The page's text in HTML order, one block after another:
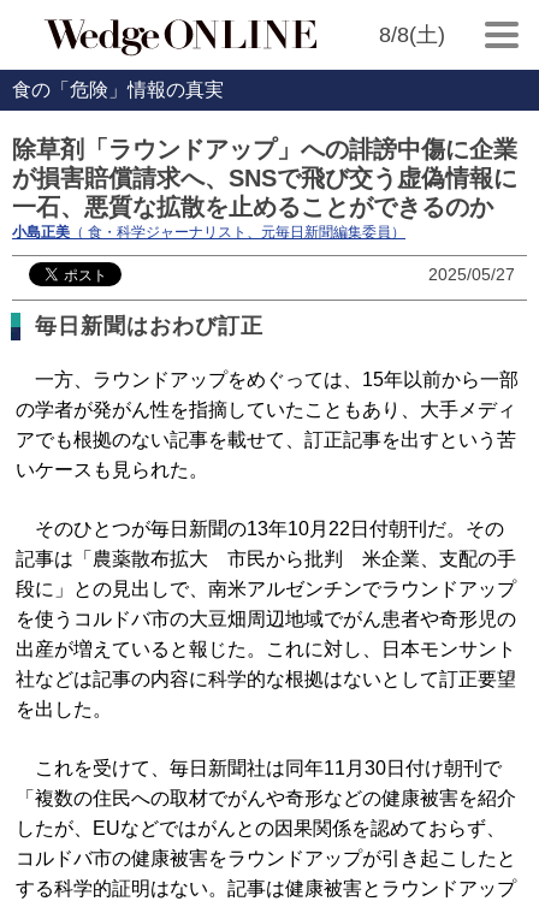
8/8(土)
食の「危険」情報の真実
除草剤「ラウンドアップ」への誹謗中傷に企業
が損害賠償請求へ、SNSで飛び交う虚偽情報に
一石、悪質な拡散を止めることができるのか
小島正美 （ 食・科学ジャーナリスト、元毎日新聞編集委員）
2025/05/27
毎日新聞はおわび訂正
一方、ラウンドアップをめぐっては、15年以前から一部
の学者が発がん性を指摘していたこともあり、大手メディ
アでも根拠のない記事を載せて、訂正記事を出すという苦
いケースも見られた。
そのひとつが毎日新聞の13年10月22日付朝刊だ。その
記事は「農薬散布拡大 市民から批判 米企業、支配の手
段に」との見出しで、南米アルゼンチンでラウンドアップ
を使うコルドバ市の大豆畑周辺地域でがん患者や奇形児の
出産が増えていると報じた。これに対し、日本モンサント
社などは記事の内容に科学的な根拠はないとして訂正要望
を出した。
これを受けて、毎日新聞社は同年11月30日付け朝刊で
「複数の住民への取材でがんや奇形などの健康被害を紹介
したが、EUなどではがんとの因果関係を認めておらず、
コルドバ市の健康被害をラウンドアップが引き起こしたと
する科学的証明はない。記事は健康被害とラウンドアップ